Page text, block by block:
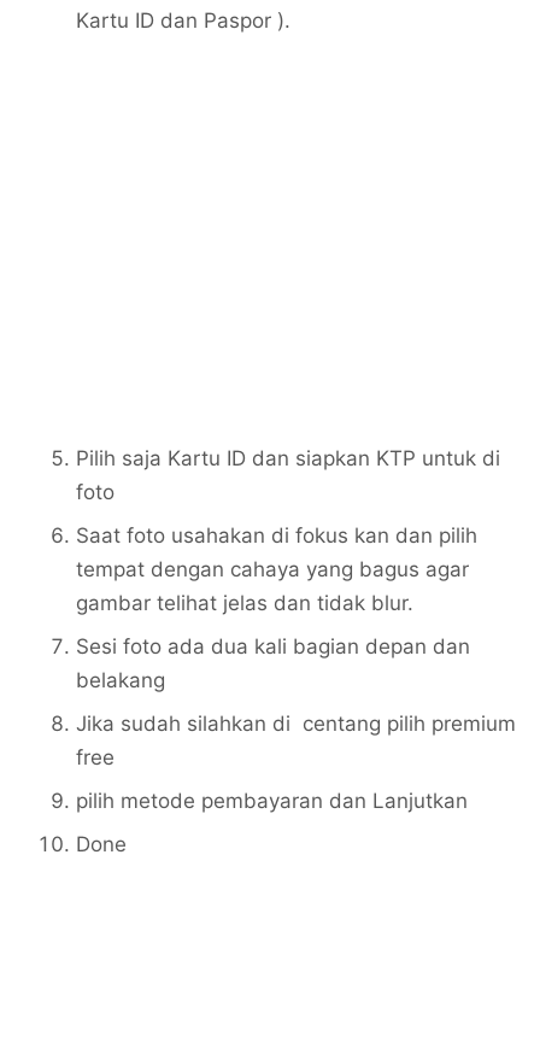
Kartu ID dan Paspor ).
Pilih saja Kartu ID dan siapkan KTP untuk di
foto
Saat foto usahakan di fokus kan dan pilih
tempat dengan cahaya yang bagus agar
gambar telihat jelas dan tidak blur.
Sesi foto ada dua kali bagian depan dan
belakang
Jika sudah silahkan di centang pilih premium
free
pilih metode pembayaran dan Lanjutkan
Done